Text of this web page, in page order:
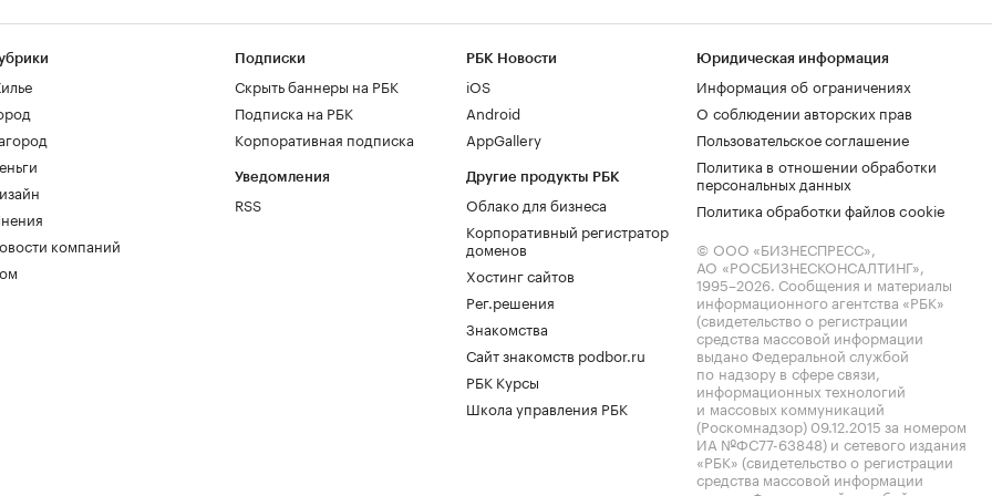
компаний
Подписки
Скрыть баннеры на РБК
Подписка на РБК
Корпоративная подписка
Уведомления
RSS
РБК Новости
iOS
Android
AppGallery
Другие продукты РБК
Облако для бизнеса
Корпоративный регистратор
доменов
Хостинг сайтов
Рег.решения
Знакомства
Сайт знакомств podbor.ru
РБК Курсы
Школа управления РБК
Юридическая информация
Информация об ограничениях
О соблюдении авторских прав
Пользовательское соглашение
Политика в отношении обработки
персональных данных
Политика обработки файлов cookie
© ООО «БИЗНЕСПРЕСС»,
АО «РОСБИЗНЕСКОНСАЛТИНГ»,
1995–2026. Сообщения и материалы
информационного агентства «РБК»
(свидетельство о регистрации
средства массовой информации
выдано Федеральной службой
по надзору в сфере связи,
информационных технологий
и массовых коммуникаций
(Роскомнадзор) 09.12.2015 за номером
ИА №ФС77-63848) и сетевого издания
«РБК» (свидетельство о регистрации
средства массовой информации